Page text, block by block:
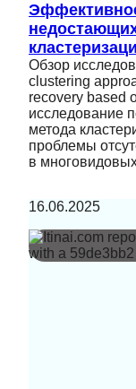
Обзор
clustering
recovery based
исследование
метода
проблемы
в
16.06.2025